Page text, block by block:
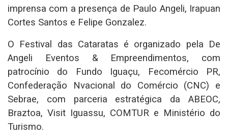
imprensa com a presença de Paulo Angeli, Irapuan
Cortes Santos e Felipe Gonzalez.
O Festival das Cataratas é organizado pela De
Angeli Eventos & Empreendimentos, com
patrocínio do Fundo Iguaçu, Fecomércio PR,
Confederação Nvacional do Comércio (CNC) e
Sebrae, com parceria estratégica da ABEOC,
Braztoa, Visit Iguassu, COMTUR e Ministério do
Turismo.